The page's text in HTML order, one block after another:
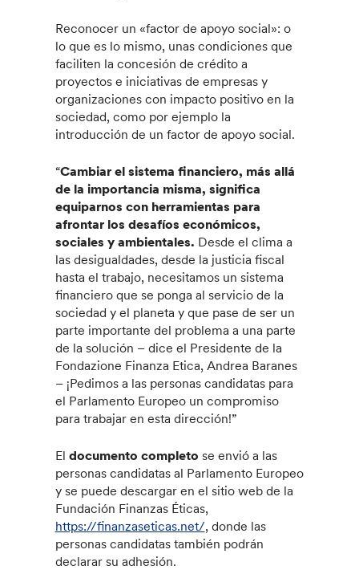
Reconocer un «factor de apoyo social»: o
lo que es lo mismo, unas condiciones que
faciliten la concesión de crédito a
proyectos e iniciativas de empresas y
organizaciones con impacto positivo en la
sociedad, como por ejemplo la
introducción de un factor de apoyo social.
“Cambiar el sistema financiero, más allá
de la importancia misma, significa
equiparnos con herramientas para
afrontar los desafíos económicos,
sociales y ambientales. Desde el clima a
las desigualdades, desde la justicia fiscal
hasta el trabajo, necesitamos un sistema
financiero que se ponga al servicio de la
sociedad y el planeta y que pase de ser un
parte importante del problema a una parte
de la solución – dice el Presidente de la
Fondazione Finanza Etica, Andrea Baranes
– ¡Pedimos a las personas candidatas para
el Parlamento Europeo un compromiso
para trabajar en esta dirección!”
El documento completo se envió a las
personas candidatas al Parlamento Europeo
y se puede descargar en el sitio web de la
Fundación Finanzas Éticas,
https://finanzaseticas.net/, donde las
personas candidatas también podrán
declarar su adhesión.